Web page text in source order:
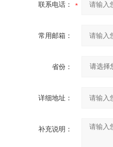
联系电话：
常用邮箱：
省份：
详细地址：
补充说明：